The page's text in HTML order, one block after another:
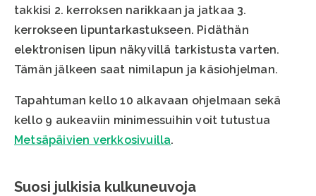
takkisi 2. kerroksen narikkaan ja jatkaa 3.
kerrokseen lipuntarkastukseen. Pidäthän
elektronisen lipun näkyvillä tarkistusta varten.
Tämän jälkeen saat nimilapun ja käsiohjelman.
Tapahtuman kello 10 alkavaan ohjelmaan sekä
kello 9 aukeaviin minimessuihin voit tutustua
Metsäpäivien verkkosivuilla.
Suosi julkisia kulkuneuvoja